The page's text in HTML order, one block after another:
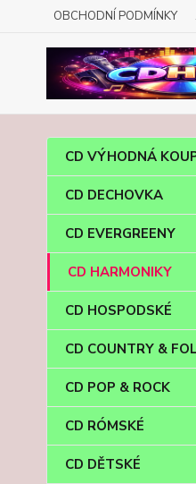
OBCHODNÍ PODMÍNKY
CD VÝHODNÁ
CD DECHOVKA
CD EVERGREENY
CD HARMONIKY
CD HOSPODSKÉ
CD COUNTRY &
CD POP & ROCK
CD RÓMSKÉ
CD DĚTSKÉ